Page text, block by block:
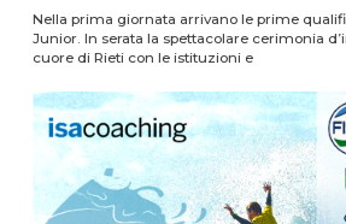
Nella prima giornata arrivano le prime
Junior. In serata la spettacolare cerimonia
cuore di Rieti con le istituzioni e